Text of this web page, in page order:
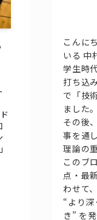
こんに
いる 中
学生時
打ち込
で「技
ました。
その後
事を通
理論の
このブ
点・最
わせて、
“より
き” を